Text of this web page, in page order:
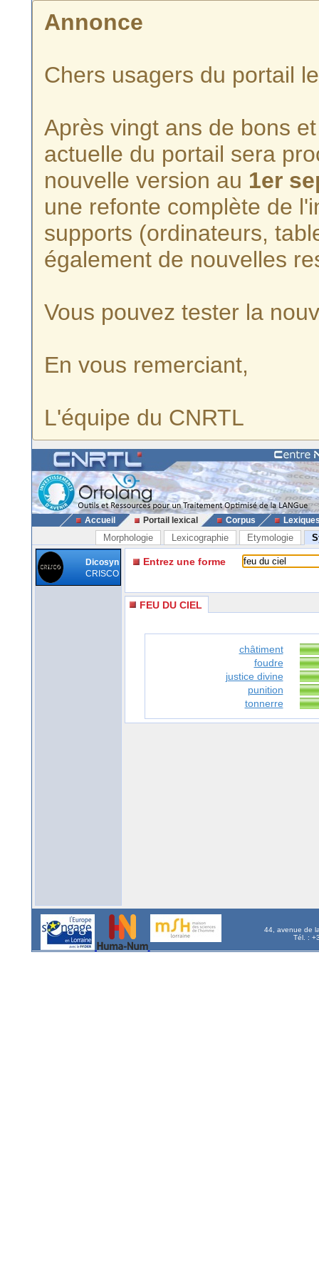
Annonce
Chers usagers du portail
Après vingt ans de bons
actuelle du portail sera
nouvelle version au 1er
une refonte complète de
supports (ordinateurs,
également de nouvelles
Vous pouvez tester la
En vous remerciant,
L'équipe du CNRTL
Accueil Portail lexical Corpus
Morphologie Lexicographie Etymologie
Dicosyn
CRISCO
Entrez une forme
FEU DU CIEL
châtiment
foudre
justice divine
punition
tonnerre
44, avenue de
Tél. :